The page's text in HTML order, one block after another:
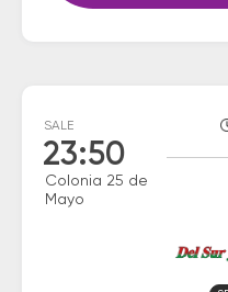
SALE
23:50
Colonia 25 de
Mayo